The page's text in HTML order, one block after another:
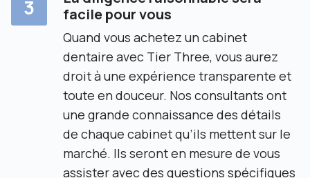
3
facile pour vous
Quand vous achetez un cabinet
dentaire avec Tier Three, vous aurez
droit à une expérience transparente et
toute en douceur. Nos consultants ont
une grande connaissance des détails
de chaque cabinet qu’ils mettent sur le
marché. Ils seront en mesure de vous
assister avec des questions spécifiques